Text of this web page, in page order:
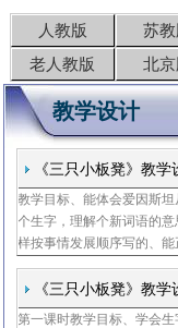
人教版 苏
老人教版
北
教学设计
《三只小板凳》教学
教学目标、能体会爱因斯
个生字，理解个新词语的
样按事情发展顺序写的、
生理清课文第自然段是怎
句教学时
《三只小板凳》教学
第一课时教学目标、学会